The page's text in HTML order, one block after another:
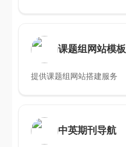
课题组网站模板
提供课题组网站搭建服务
中英期刊导航